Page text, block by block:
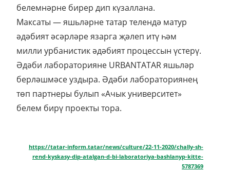
белемнәрне бирер дип күзаллана.
Максаты — яшьләрне татар телендә матур
әдәбият әсәрләре язарга җәлеп итү һәм
милли урбанистик әдәбият процессын үстерү.
Әдәби лабораторияне URBANTATAR яшьләр
берләшмәсе уздыра. Әдәби лабораториянең
төп партнеры булып «Ачык университет»
белем бирү проекты тора.
https://tatar-inform.tatar/news/culture/22-11-2020/chally-sh-
rend-kyskasy-dip-atalgan-d-bi-laboratoriya-bashlanyp-kitte-
5787369